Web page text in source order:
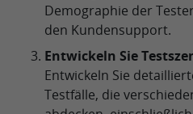
Demographie der
den Kundensupport.
Entwickeln Sie
Entwickeln Sie
Testfälle, die